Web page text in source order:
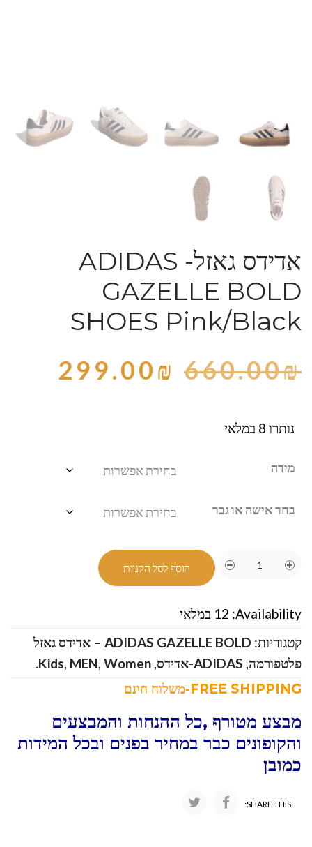
אדידס גאזל- ADIDAS
GAZELLE BOLD
SHOES Pink/Black
660.00₪
299.00₪
נותרו 8 במלאי
מידה
בחר אישה או גבר
הוסף לסל הקניות
Availability: 12 במלאי
קטגוריות:
ADIDAS GAZELLE BOLD – אדידס גאזל
פלטפורמה, ADIDAS-אדידס ,
Kids, MEN, Women
.
FREE SHIPPING-משלוח חינם
מבצע מטורף ,כל ההנחות והמבצעים
והקופונים כבר במחיר בפנים ובכל המידות
כמובן
SHARE THIS: